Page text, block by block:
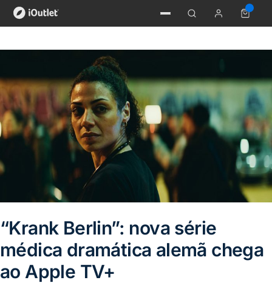
“Krank Berlin”: nova série
médica dramática alemã chega
ao Apple TV+